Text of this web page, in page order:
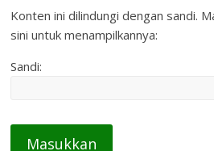
Berprestasi
&
Lingkungan
Konten ini dilindungi dengan sandi.
sini untuk menampilkannya:
Sandi: